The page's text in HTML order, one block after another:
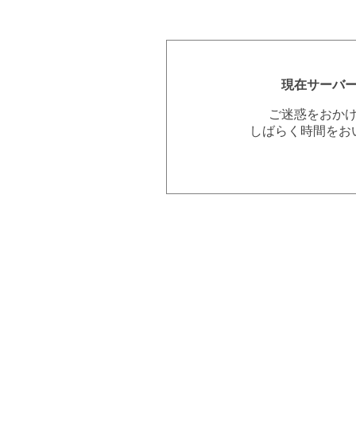
現在サーバ
ご迷惑をおか
しばらく時間を